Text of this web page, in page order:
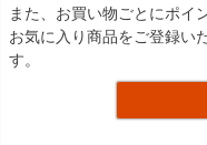
また、お買い物ごとにポイ
お気に入り商品をご登録い
す。